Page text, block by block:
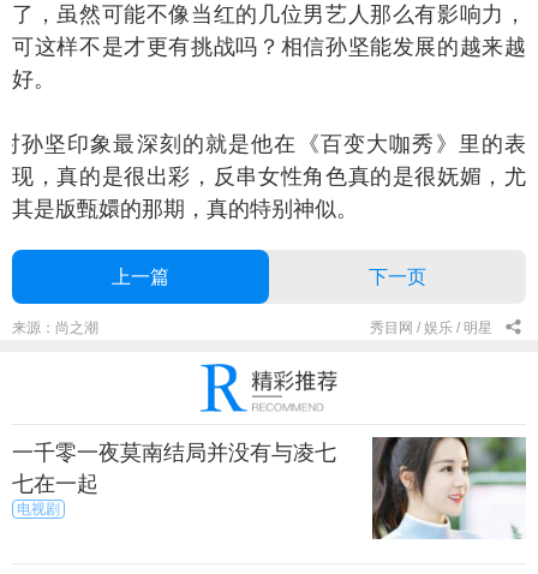
了，虽然可能不像当红的几位男艺人那么有影响力，
可这样不是才更有挑战吗？相信孙坚能发展的越来越
好。
坚印象最深刻的就是他在《百变大咖秀》里的表
现，真的是很出彩，反串女性角色真的是很妩媚，尤
其是版甄嬛的那期，真的特别神似。
上一篇 下一页
来源：尚之潮 秀目网 / 娱乐 / 明星
一千零一夜莫南结局并没有与凌七
七在一起
电视剧